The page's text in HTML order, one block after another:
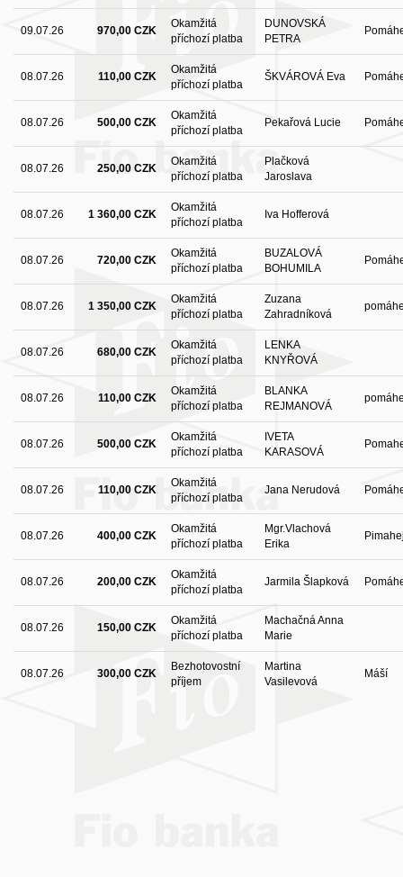
09.07.26 970,00 CZK
Okamžitá
příchozí platba
DUNOVSKÁ
PETRA
08.07.26 110,00 CZK
Okamžitá
příchozí platba
ŠKVÁROVÁ Eva
08.07.26 500,00 CZK
Okamžitá
příchozí platba
Pekařová Lucie
08.07.26 250,00 CZK
Okamžitá
příchozí platba
Plačková
Jaroslava
08.07.26 1 360,00 CZK
Okamžitá
příchozí platba
Iva Hofferová
08.07.26 720,00 CZK
Okamžitá
příchozí platba
BUZALOVÁ
BOHUMILA
08.07.26 1 350,00 CZK
Okamžitá
příchozí platba
Zuzana
Zahradníková
08.07.26 680,00 CZK
Okamžitá
příchozí platba
LENKA
KNYŘOVÁ
08.07.26 110,00 CZK
Okamžitá
příchozí platba
BLANKA
REJMANOVÁ
08.07.26 500,00 CZK
Okamžitá
příchozí platba
IVETA
KARASOVÁ
08.07.26 110,00 CZK
Okamžitá
příchozí platba
Jana Nerudová
08.07.26 400,00 CZK
Okamžitá
příchozí platba
Mgr.Vlachová
Erika
08.07.26 200,00 CZK
Okamžitá
příchozí platba
Jarmila Šlapková
08.07.26 150,00 CZK
Okamžitá
příchozí platba
Machačná Anna
Marie
08.07.26 300,00 CZK
Bezhotovostní
příjem
Martina
Vasilevová
Máší